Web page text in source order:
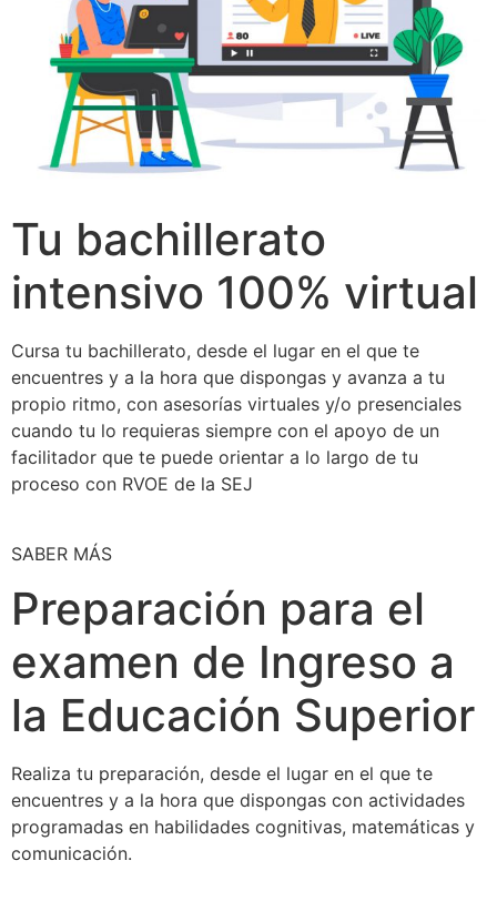
Tu bachillerato
intensivo 100% virtual
Cursa tu bachillerato, desde el lugar en el que te
encuentres y a la hora que dispongas y avanza a tu
propio ritmo, con asesorías virtuales y/o presenciales
cuando tu lo requieras siempre con el apoyo de un
facilitador que te puede orientar a lo largo de tu
proceso con RVOE de la SEJ
SABER MÁS
Preparación para el
examen de Ingreso a
la Educación Superior
Realiza tu preparación, desde el lugar en el que te
encuentres y a la hora que dispongas con actividades
programadas en habilidades cognitivas, matemáticas y
comunicación.